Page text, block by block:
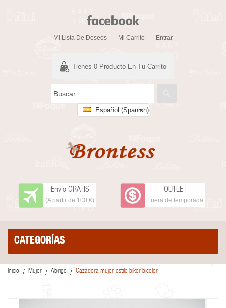
Mi Lista De Deseos Mi Carrito Entrar
Tienes 0 Producto En Tu Carrito
Español (Spanish)
Envío GRATIS
(A partir de 100 €)
OUTLET
Fuera de temporada
CATEGORÍAS
Inicio Mujer Abrigo Cazadora mujer estilo biker bicolor